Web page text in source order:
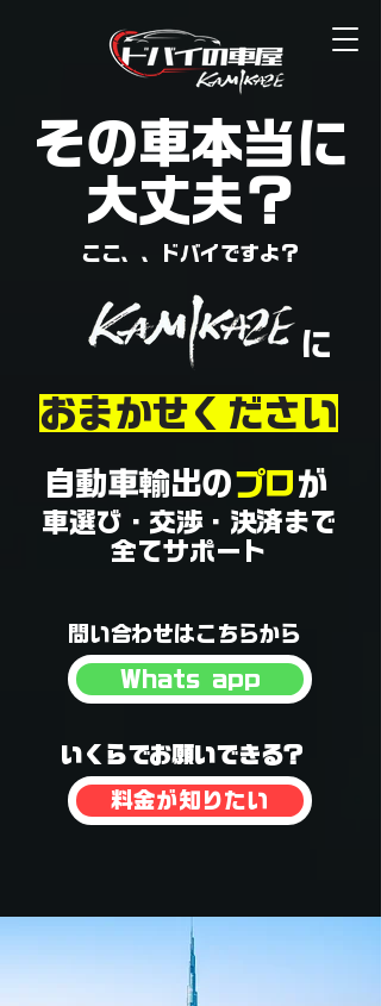
​その車本当に
大丈夫？
​ここ、、ドバイですよ？
​に
​おまかせください
​自動車輸出のプロが
​車選び・交渉・決済まで
全てサポート
​問い合わせはこちらから
Whats app
​いくらでお願いできる？
料金が知りたい